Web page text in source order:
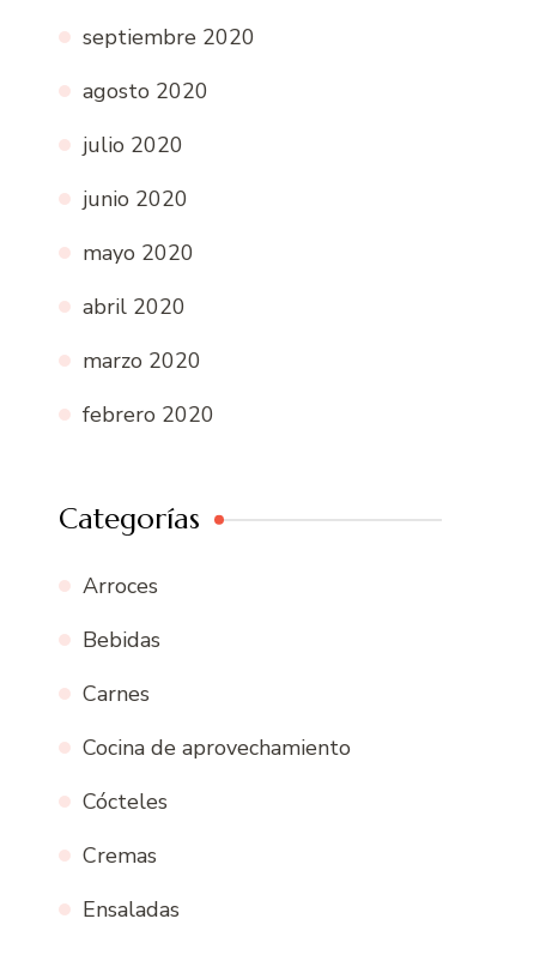
septiembre 2020
agosto 2020
julio 2020
junio 2020
mayo 2020
abril 2020
marzo 2020
febrero 2020
Categorías
Arroces
Bebidas
Carnes
Cocina de aprovechamiento
Cócteles
Cremas
Ensaladas